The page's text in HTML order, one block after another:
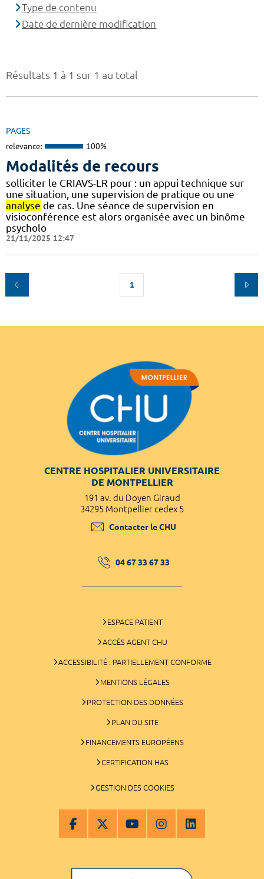
Résultats 1 à 1 sur 1 au total
PAGES
relevance: 100%
Modalités de recours
solliciter le CRIAVS-LR pour : un appui technique sur
une situation, une supervision de pratique ou une
analyse de cas. Une séance de supervision en
visioconférence est alors organisée avec un binôme
psycholo
21/11/2025 12:47
1
Type de contenu
Date de dernière modification
CENTRE HOSPITALIER UNIVERSITAIRE
DE MONTPELLIER
191 av. du Doyen Giraud
34295 Montpellier cedex 5
Contacter le CHU
04 67 33 67 33
ESPACE PATIENT
ACCÈS AGENT CHU
ACCESSIBILITÉ : PARTIELLEMENT CONFORME
MENTIONS LÉGALES
PROTECTION DES DONNÉES
PLAN DU SITE
FINANCEMENTS EUROPÉENS
CERTIFICATION HAS
GESTION DES COOKIES